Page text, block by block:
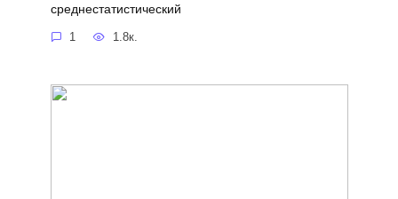
среднестатистический
1 1.8к.